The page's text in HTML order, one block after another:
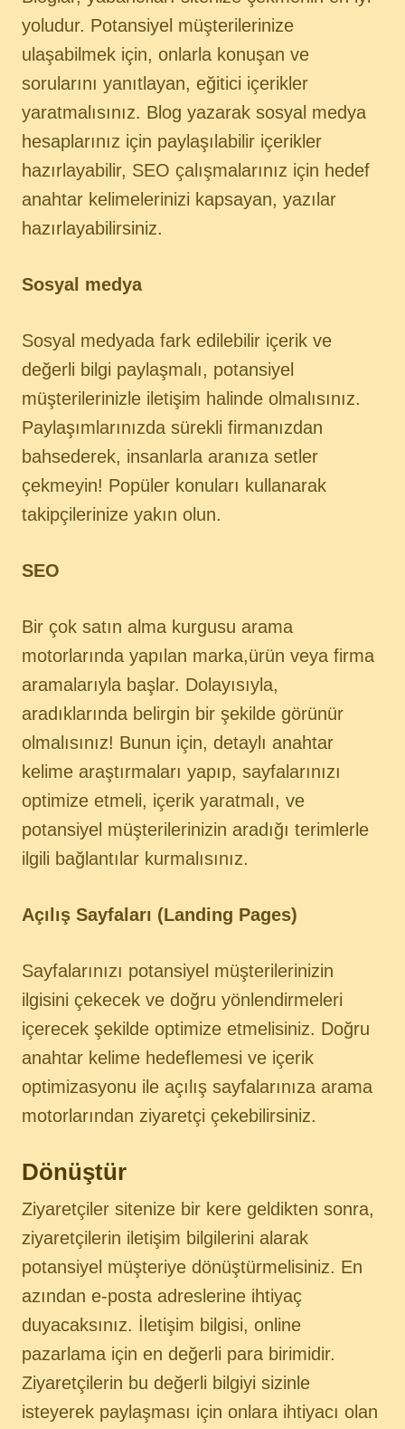
yoludur. Potansiyel müşterilerinize
ulaşabilmek için, onlarla konuşan ve
sorularını yanıtlayan, eğitici içerikler
yaratmalısınız. Blog yazarak sosyal medya
hesaplarınız için paylaşılabilir içerikler
hazırlayabilir, SEO çalışmalarınız için hedef
anahtar kelimelerinizi kapsayan, yazılar
hazırlayabilirsiniz.
Sosyal medya
Sosyal medyada fark edilebilir içerik ve
değerli bilgi paylaşmalı, potansiyel
müşterilerinizle iletişim halinde olmalısınız.
Paylaşımlarınızda sürekli firmanızdan
bahsederek, insanlarla aranıza setler
çekmeyin! Popüler konuları kullanarak
takipçilerinize yakın olun.
SEO
Bir çok satın alma kurgusu arama
motorlarında yapılan marka,ürün veya firma
aramalarıyla başlar. Dolayısıyla,
aradıklarında belirgin bir şekilde görünür
olmalısınız! Bunun için, detaylı anahtar
kelime araştırmaları yapıp, sayfalarınızı
optimize etmeli, içerik yaratmalı, ve
potansiyel müşterilerinizin aradığı terimlerle
ilgili bağlantılar kurmalısınız.
Açılış Sayfaları (Landing Pages)
Sayfalarınızı potansiyel müşterilerinizin
ilgisini çekecek ve doğru yönlendirmeleri
içerecek şekilde optimize etmelisiniz. Doğru
anahtar kelime hedeflemesi ve içerik
optimizasyonu ile açılış sayfalarınıza arama
motorlarından ziyaretçi çekebilirsiniz.
Dönüştür
Ziyaretçiler sitenize bir kere geldikten sonra,
ziyaretçilerin iletişim bilgilerini alarak
potansiyel müşteriye dönüştürmelisiniz. En
azından e-posta adreslerine ihtiyaç
duyacaksınız. İletişim bilgisi, online
pazarlama için en değerli para birimidir.
Ziyaretçilerin bu değerli bilgiyi sizinle
isteyerek paylaşması için onlara ihtiyacı olan